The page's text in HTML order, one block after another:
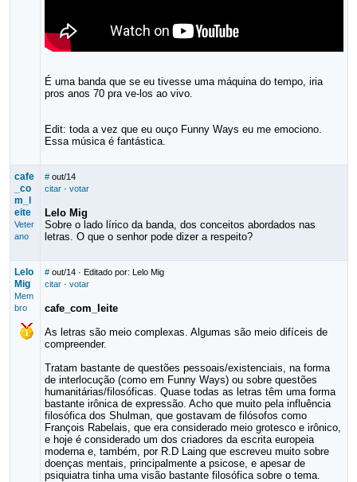
É uma banda que se eu tivesse uma máquina do tempo, iria
pros anos 70 pra ve-los ao vivo.
Edit: toda a vez que eu ouço Funny Ways eu me emociono.
Essa música é fantástica.
cafe
_co
m_l
eite
Veter
ano
# out/14
citar· votar
Lelo Mig
Sobre o lado lírico da banda, dos conceitos abordados nas
letras. O que o senhor pode dizer a respeito?
Lelo
Mig
Mem
bro
# out/14· Editado por: Lelo Mig
citar· votar
cafe_com_leite
As letras são meio complexas. Algumas são meio difíceis de
compreender.
Tratam bastante de questões pessoais/existenciais, na forma
de interlocução (como em Funny Ways) ou sobre questões
humanitárias/filosóficas. Quase todas as letras têm uma forma
bastante irônica de expressão. Acho que muito pela influência
filosófica dos Shulman, que gostavam de filósofos como
François Rabelais, que era considerado meio grotesco e irônico,
e hoje é considerado um dos criadores da escrita europeia
moderna e, também, por R.D Laing que escreveu muito sobre
doenças mentais, principalmente a psicose, e apesar de
psiquiatra tinha uma visão bastante filosófica sobre o tema.